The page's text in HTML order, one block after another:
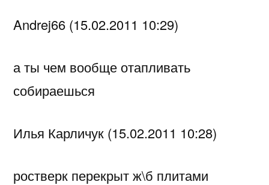
Andrej66 (15.02.2011 10:29)
а ты чем вообще отапливать
собираешься
Илья Карличук (15.02.2011 10:28)
ростверк перекрыт ж\б плитами